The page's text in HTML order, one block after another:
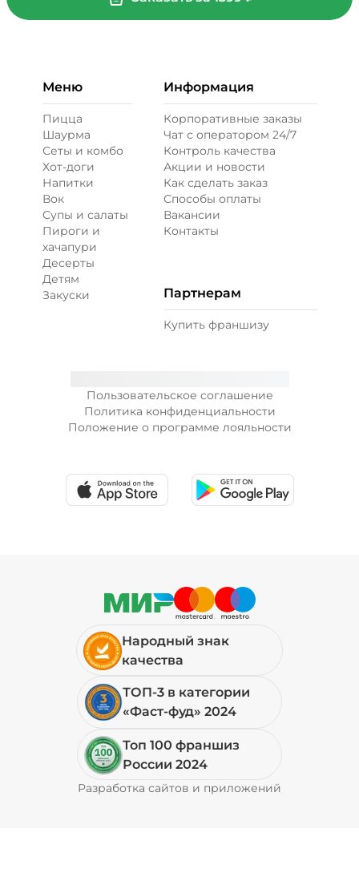
Пользовательское соглашение
Политика конфиденциальности
Положение о программе лояльности
Меню
Пицца
Шаурма
Сеты и комбо
Хот-доги
Напитки
Вок
Супы и салаты
Пироги и
хачапури
Десерты
Детям
Закуски
Информация
Корпоративные заказы
Чат с оператором 24/7
Контроль качества
Акции и новости
Как сделать заказ
Способы оплаты
Вакансии
Контакты
Партнерам
Купить франшизу
Народный знак
качества
ТОП-3 в категории
«Фаст-фуд» 2024
Топ 100 франшиз
России 2024
Разработка сайтов и приложений
Pyrobyte